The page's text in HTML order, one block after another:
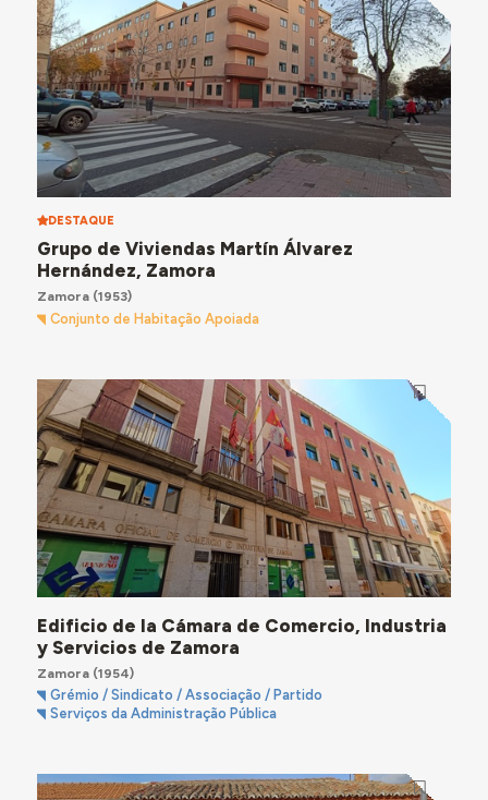
DESTAQUE
Grupo de Viviendas Martín Álvarez
Hernández, Zamora
Zamora(1953)
Conjunto de Habitação Apoiada
Edificio de la Cámara de Comercio, Industria
y Servicios de Zamora
Zamora(1954)
Grémio / Sindicato / Associação / Partido
Serviços da Administração Pública